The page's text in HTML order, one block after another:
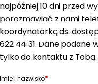
najpóźniej 10 dni przed
porozmawiać z nami
koordynatorką ds.
622 44 31. Dane podane
tylko do kontaktu z Tobą.
Imię i nazwisko*